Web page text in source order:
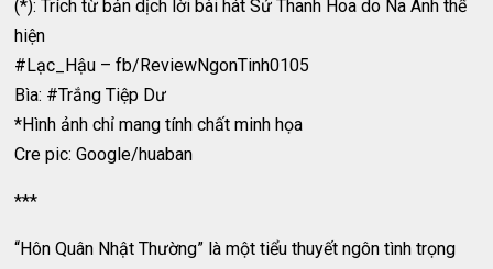
(*): Trích từ bản dịch lời bài hát Sứ Thanh Hoa do Na Anh thể
hiện
#Lạc_Hậu – fb/ReviewNgonTinh0105
Bìa: #Trắng Tiệp Dư
*Hình ảnh chỉ mang tính chất minh họa
Cre pic: Google/huaban
***
“Hôn Quân Nhật Thường” là một tiểu thuyết ngôn tình trọng